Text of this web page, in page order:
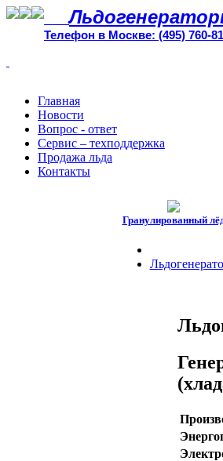
Телефон в Москве: (495) 760-
Главная
Новости
Вопрос - ответ
Сервис – техподдержка
Продажа льда
Контакты
Гранулированный